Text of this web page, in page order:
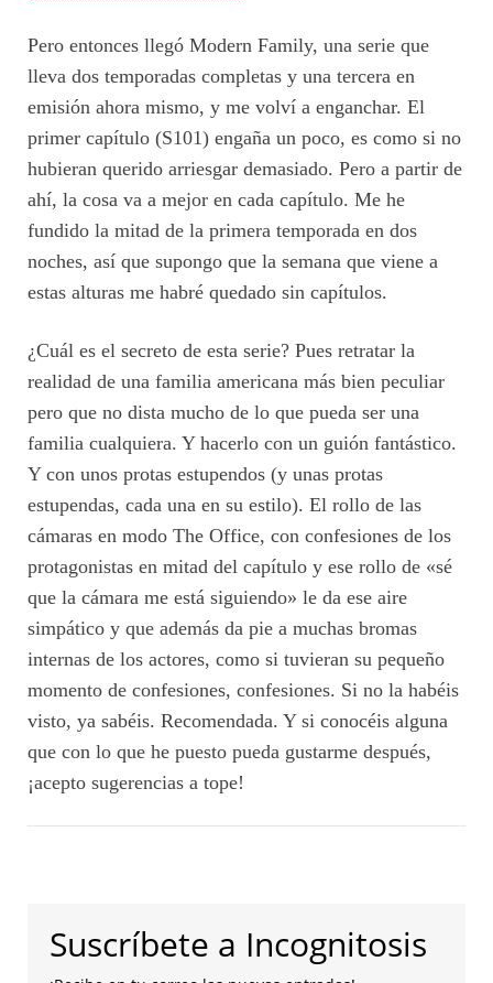
Pero entonces llegó Modern Family, una serie que
lleva dos temporadas completas y una tercera en
emisión ahora mismo, y me volví a enganchar. El
primer capítulo (S101) engaña un poco, es como si no
hubieran querido arriesgar demasiado. Pero a partir de
ahí, la cosa va a mejor en cada capítulo. Me he
fundido la mitad de la primera temporada en dos
noches, así que supongo que la semana que viene a
estas alturas me habré quedado sin capítulos.
¿Cuál es el secreto de esta serie? Pues retratar la
realidad de una familia americana más bien peculiar
pero que no dista mucho de lo que pueda ser una
familia cualquiera. Y hacerlo con un guión fantástico.
Y con unos protas estupendos (y unas protas
estupendas, cada una en su estilo). El rollo de las
cámaras en modo The Office, con confesiones de los
protagonistas en mitad del capítulo y ese rollo de «sé
que la cámara me está siguiendo» le da ese aire
simpático y que además da pie a muchas bromas
internas de los actores, como si tuvieran su pequeño
momento de confesiones, confesiones. Si no la habéis
visto, ya sabéis. Recomendada. Y si conocéis alguna
que con lo que he puesto pueda gustarme después,
¡acepto sugerencias a tope!
Suscríbete a Incognitosis